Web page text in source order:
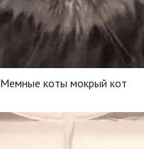
Мемные коты мокрый кот